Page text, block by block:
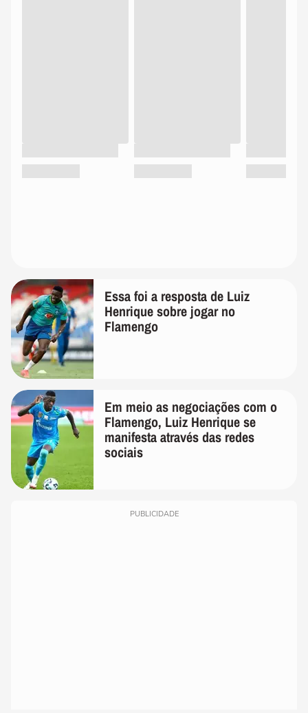
Essa foi a resposta de Luiz
Henrique sobre jogar no
Flamengo
Em meio as negociações com o
Flamengo, Luiz Henrique se
manifesta através das redes
sociais
PUBLICIDADE